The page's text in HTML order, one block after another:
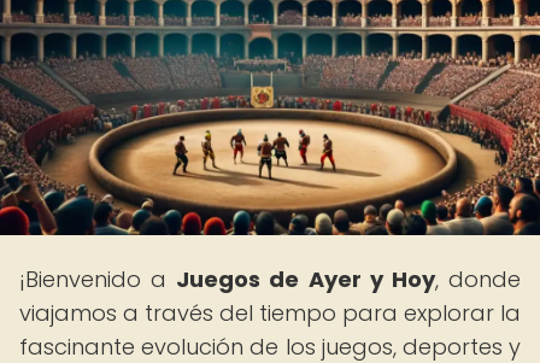
¡Bienvenido a Juegos de Ayer y Hoy, donde
viajamos a través del tiempo para explorar la
fascinante evolución de los juegos, deportes y